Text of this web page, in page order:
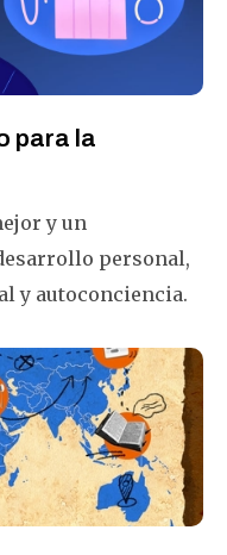
para la
y un
personal,
y autoconciencia.